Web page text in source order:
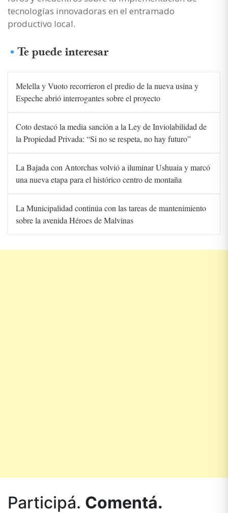
tecnologías innovadoras en el entramado
productivo local.
Te puede interesar
Melella y Vuoto recorrieron el predio de la nueva usina y
Espeche abrió interrogantes sobre el proyecto
Coto destacó la media sanción a la Ley de Inviolabilidad de
la Propiedad Privada: “Si no se respeta, no hay futuro”
La Bajada con Antorchas volvió a iluminar Ushuaia y marcó
una nueva etapa para el histórico centro de montaña
La Municipalidad continúa con las tareas de mantenimiento
sobre la avenida Héroes de Malvinas
Participá. Comentá.